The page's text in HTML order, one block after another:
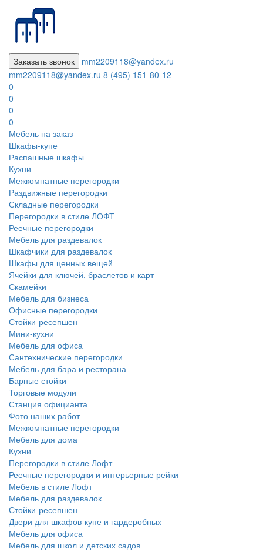
Заказать звонок
mm2209118@yandex.ru
mm2209118@yandex.ru 8 (495) 151-80-12
0
0
0
0
Мебель на заказ
Шкафы-купе
Распашные шкафы
Кухни
Межкомнатные перегородки
Раздвижные перегородки
Складные перегородки
Перегородки в стиле ЛОФТ
Реечные перегородки
Мебель для раздевалок
Шкафчики для раздевалок
Шкафы для ценных вещей
Ячейки для ключей, браслетов и карт
Скамейки
Мебель для бизнеса
Офисные перегородки
Стойки-ресепшен
Мини-кухни
Мебель для офиса
Сантехнические перегородки
Мебель для бара и ресторана
Барные стойки
Торговые модули
Станция официанта
Фото наших работ
Межкомнатные перегородки
Мебель для дома
Кухни
Перегородки в стиле Лофт
Реечные перегородки и интерьерные рейки
Мебель в стиле Лофт
Мебель для раздевалок
Стойки-ресепшен
Двери для шкафов-купе и гардеробных
Мебель для офиса
Мебель для школ и детских садов